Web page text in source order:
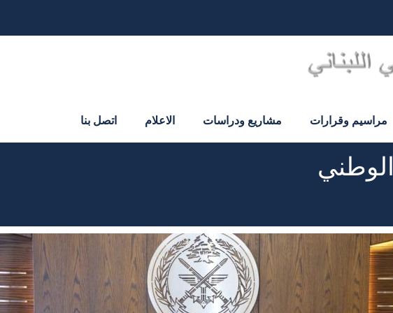
مراسيم وقرارات مشاريع ودراسات الاعلام اتصل بنا